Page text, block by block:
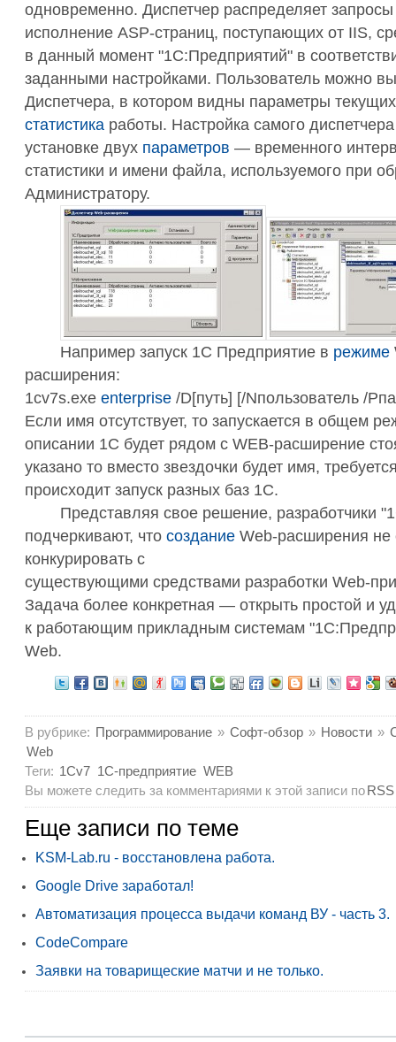
одновременно. Диспетчер распределяет
исполнение ASP-страниц, поступающих от IIS,
в данный момент "1С:Предприятий" в
заданными настройками. Пользователь можно
Диспетчера, в котором видны параметры
статистика работы. Настройка самого
установке двух параметров — временного
статистики и имени файла, используемого при
Администратору.
Например запуск 1С Предприятие в режиме
расширения:
1cv7s.exe enterprise /D[путь] [/Nпользователь /
Если имя отсутствует, то запускается в общем
описании 1С будет рядом с WEB-расширение
указано то вместо звездочки будет имя,
происходит запуск разных баз 1С.
Представляя свое решение, разработчики
подчеркивают, что создание Web-расширения не
конкурировать с
существующими средствами разработки Web-
Задача более конкретная — открыть простой и
к работающим прикладным системам
Web.
В рубрике: Программирование » Софт-обзор » Новости »
Web
Теги: 1Cv7 1С-предприятие WEB
Вы можете следить за комментариями к этой записи поRSS
Еще записи по теме
KSM-Lab.ru - восстановлена работа.
Google Drive заработал!
Автоматизация процесса выдачи команд ВУ - часть 3.
CodeCompare
Заявки на товарищеские матчи и не только.